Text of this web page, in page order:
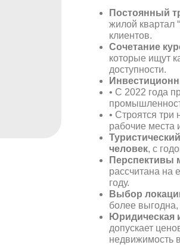
Постоянный
жилой квартал
клиентов.
Сочетание
которые ищут
доступности.
• С 2022 года
• Строятся
рабочие места
человек, с
Перспективы
рассчитана на
году.
Выбор
более
Юридическая
допускает
недвижимость